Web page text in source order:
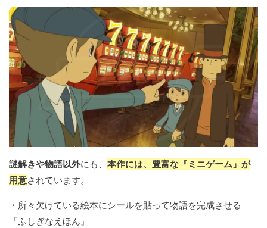
謎解きや物語以外にも、 本作には、豊富な『ミニゲーム』が
用意されています。
・所々欠けている絵本にシールを貼って物語を完成させる
『ふしぎなえほん』